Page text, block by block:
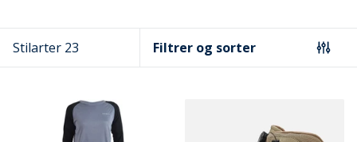
Stilarter 23 Filtrer og sorter